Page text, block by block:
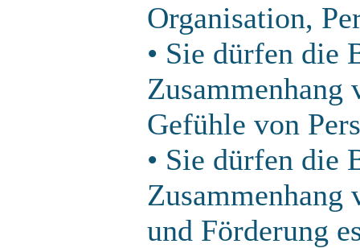
Organisation,
• Sie dürfen die
Zusammenhang
Gefühle von
• Sie dürfen die
Zusammenhang
und Förderung